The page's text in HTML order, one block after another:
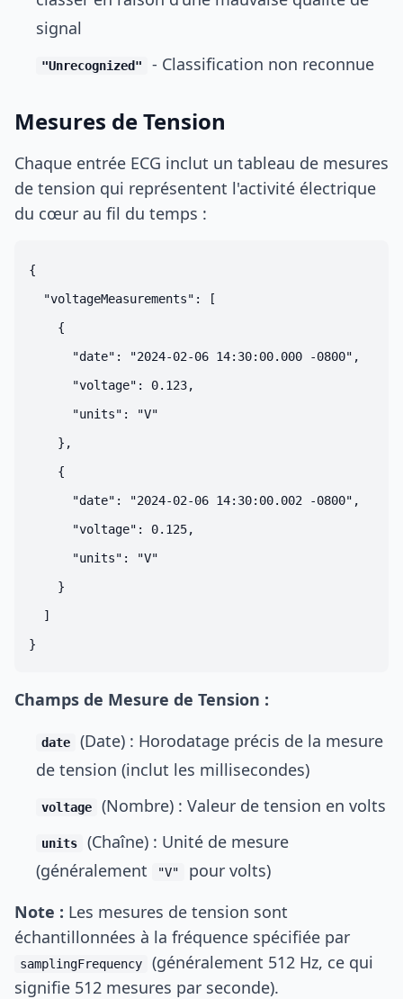
signal
"Unrecognized" - Classification non reconnue
Mesures de Tension
Chaque entrée ECG inclut un tableau de mesures
de tension qui représentent l'activité électrique
du cœur au fil du temps :
{
  "voltageMeasurements": [
    {
      "date": "2024-02-06 14:30:00.000 -0800",
      "voltage": 0.123,
      "units": "V"
    },
    {
      "date": "2024-02-06 14:30:00.002 -0800",
      "voltage": 0.125,
      "units": "V"
    }
  ]
Champs de Mesure de Tension :
date
(Date) : Horodatage précis de la mesure
de tension (inclut les millisecondes)
voltage (Nombre) : Valeur de tension en volts
units
(Chaîne) : Unité de mesure
(généralement
"V"
pour volts)
Note : Les mesures de tension sont
échantillonnées à la fréquence spécifiée par
samplingFrequency
(généralement 512 Hz, ce qui
signifie 512 mesures par seconde).